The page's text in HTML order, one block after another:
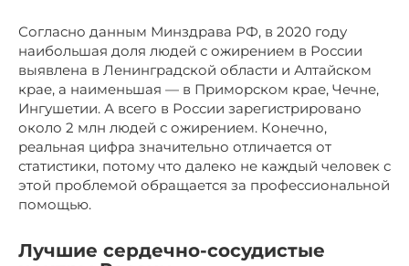
Согласно данным Минздрава РФ, в 2020 году
наибольшая доля людей с ожирением в России
выявлена в Ленинградской области и Алтайском
крае, а наименьшая — в Приморском крае, Чечне,
Ингушетии. А всего в России зарегистрировано
около 2 млн людей с ожирением. Конечно,
реальная цифра значительно отличается от
статистики, потому что далеко не каждый человек с
этой проблемой обращается за профессиональной
помощью.
Лучшие сердечно-сосудистые